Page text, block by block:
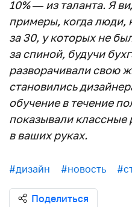
10% — из таланта. Я
примеры, когда люди,
за 30, у которых не
за спиной, будучи
разворачивали свою
становились
обучение в течение
показывали классные
в ваших руках.
#дизайн #новость
Поделиться